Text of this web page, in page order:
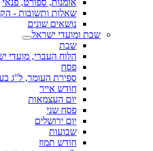
אומנות, ספורט, פנאי
שאלות ותשובות -
נושאים שונים
שבת ומועדי ישראל
שבת
הלוח העברי, מועדי
פסח
ספירת העומר, ל"ג
חודש אייר
יום העצמאות
פסח שני
יום ירושלים
שבועות
חודש תמוז